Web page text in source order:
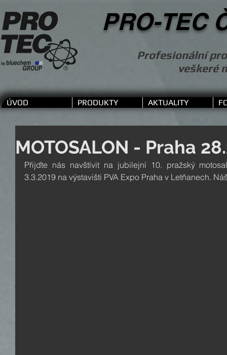
PRO-TEC
Profesionální
veškeré
ÚVOD PRODUKTY AKTUALITY
MOTOSALON - Praha
Přijďte nás navštívit na jubilejní 10. pražský
3.3.2019 na výstavišti PVA Expo Praha v Letňanech.